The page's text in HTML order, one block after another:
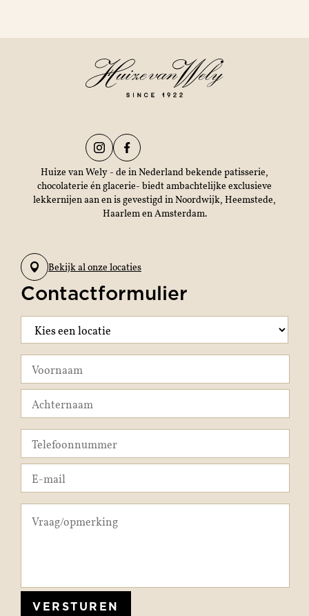
Huize van Wely - de in Nederland bekende patisserie,
chocolaterie én glacerie- biedt ambachtelijke exclusieve
lekkernijen aan en is gevestigd in Noordwijk, Heemstede,
Haarlem en Amsterdam.
Bekijk al onze locaties
Contactformulier
VERSTUREN